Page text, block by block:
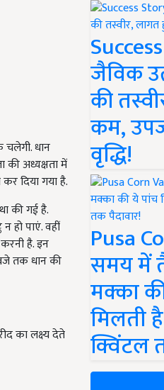
चलेगी. धान
की अध्यक्षता में
दिया गया है.
की गई है.
हो पाएं. वहीं
है. इन
तक धान की
का लक्ष्य देते
जैविक
की
कम,
वृद्धि!
Pusa
समय में
मक्का
मिलती
क्विंटल